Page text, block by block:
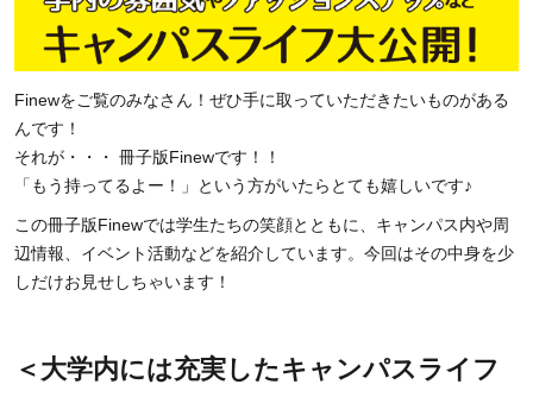
Finewをご覧のみなさん！ぜひ手に取っていただきたいものがある
んです！
それが・・・ 冊子版Finewです！！
「もう持ってるよー！」という方がいたらとても嬉しいです♪
この冊子版Finewでは学生たちの笑顔とともに、キャンパス内や周
辺情報、イベント活動などを紹介しています。今回はその中身を少
しだけお見せしちゃいます！
＜大学内には充実したキャンパスライフ